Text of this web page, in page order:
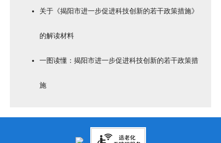
关于《揭阳市进一步促进科技创新的若干政策措施》
的解读材料
一图读懂：揭阳市进一步促进科技创新的若干政策措
施